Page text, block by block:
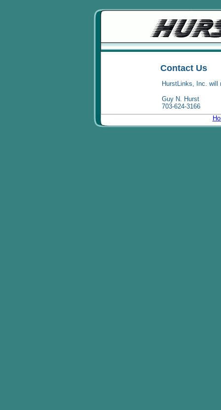
Contact Us
HurstLinks, Inc. will
Guy N. Hurst
703-624-3166